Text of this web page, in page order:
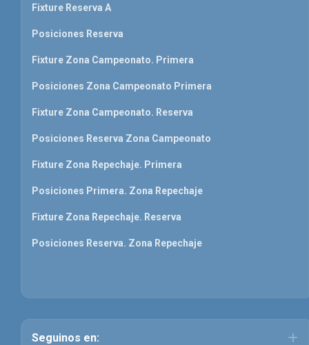
Fixture Reserva A
Posiciones Reserva
Fixture Zona Campeonato. Primera
Posiciones Zona Campeonato Primera
Fixture Zona Campeonato. Reserva
Posiciones Reserva Zona Campeonato
Fixture Zona Repechaje. Primera
Posiciones Primera. Zona Repechaje
Fixture Zona Repechaje. Reserva
Posiciones Reserva. Zona Repechaje
Seguinos en: